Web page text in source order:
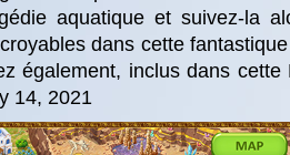
aquatique et suivez-la
dans cette
également, inclus dans cette
14, 2021